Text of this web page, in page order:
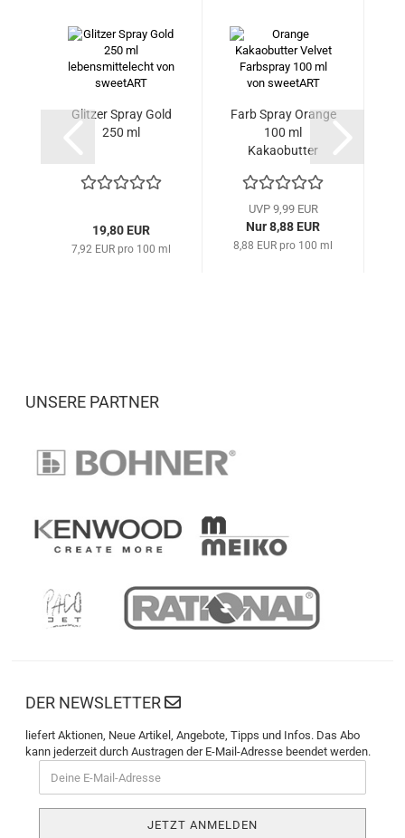
Glitzer Spray Gold
250 ml
19,80 EUR
7,92 EUR pro 100 ml
Farb Spray Orange
100 ml
Kakaobutter
UVP 9,99 EUR
Nur 8,88 EUR
8,88 EUR pro 100 ml
UNSERE PARTNER
DER NEWSLETTER
liefert Aktionen, Neue Artikel, Angebote, Tipps und Infos. Das Abo
kann jederzeit durch Austragen der E-Mail-Adresse beendet werden.